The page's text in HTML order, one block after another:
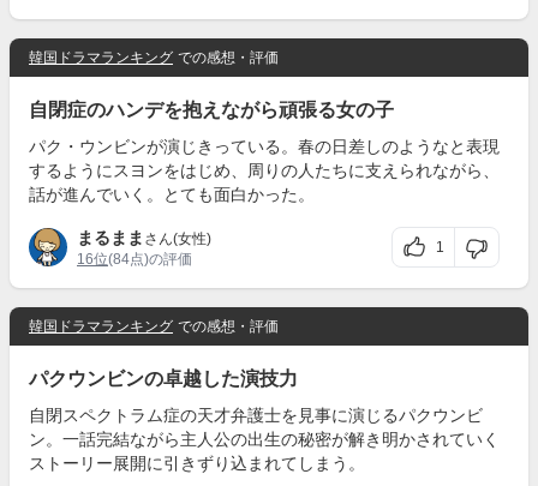
韓国ドラマランキング での感想・評価
自閉症のハンデを抱えながら頑張る女の子
パク・ウンビンが演じきっている。春の日差しのようなと表現
するようにスヨンをはじめ、周りの人たちに支えられながら、
話が進んでいく。とても面白かった。
まるまま さん(女性)
16位(84点)の評価
1
韓国ドラマランキング での感想・評価
パクウンビンの卓越した演技力
自閉スペクトラム症の天才弁護士を見事に演じるパクウンビ
ン。一話完結ながら主人公の出生の秘密が解き明かされていく
ストーリー展開に引きずり込まれてしまう。